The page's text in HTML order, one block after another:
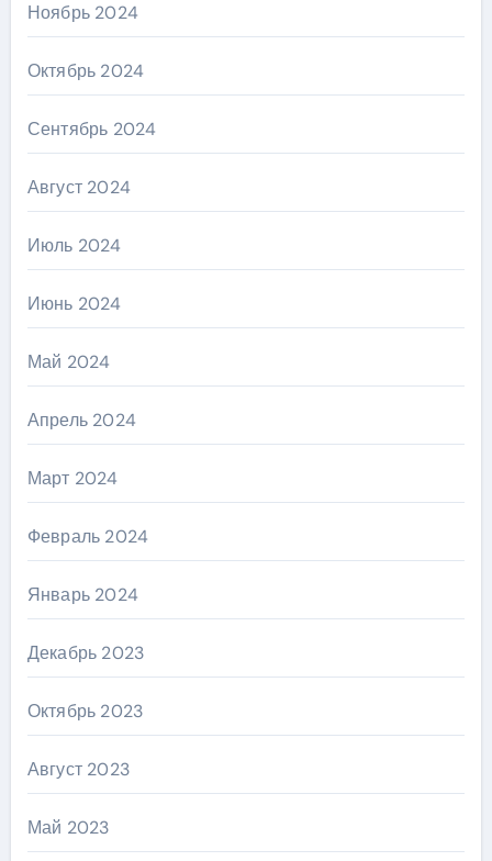
Ноябрь 2024
Октябрь 2024
Сентябрь 2024
Август 2024
Июль 2024
Июнь 2024
Май 2024
Апрель 2024
Март 2024
Февраль 2024
Январь 2024
Декабрь 2023
Октябрь 2023
Август 2023
Май 2023